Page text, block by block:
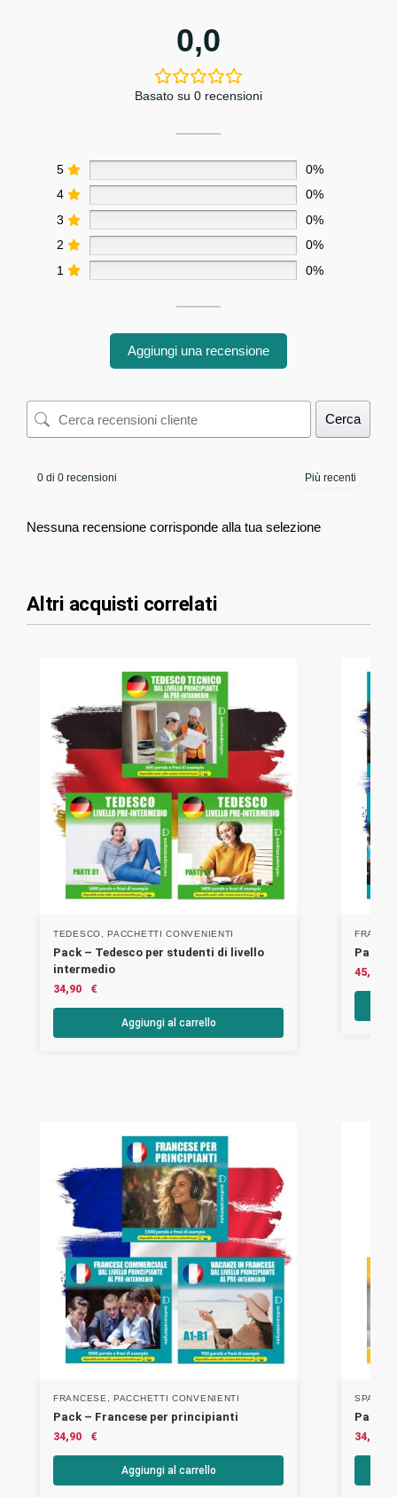
0,0
Basato su 0 recensioni
5
0%
4
0%
3
0%
2
0%
1
0%
Aggiungi una recensione
Cerca
0 di 0 recensioni
Nessuna recensione corrisponde alla tua selezione
Altri acquisti correlati
TEDESCO,PACCHETTI CONVENIENTI
Pack – Tedesco per studenti di livello
intermedio
34,90 €
Aggiungi al carrello
Pack –
45,90
FRANCESE,PACCHETTI CONVENIENTI
Pack – Francese per principianti
34,90 €
Aggiungi al carrello
Pack –
34,90